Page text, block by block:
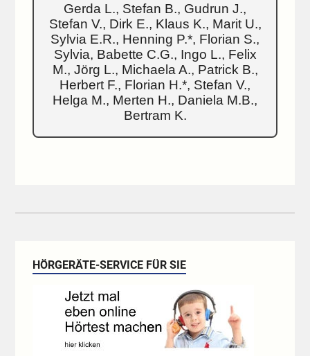
Gerda L., Stefan B., Gudrun J.,
Stefan V., Dirk E., Klaus K., Marit U.,
Sylvia E.R., Henning P.*, Florian S.,
Sylvia, Babette C.G., Ingo L., Felix
M., Jörg L., Michaela A., Patrick B.,
Herbert F., Florian H.*, Stefan V.,
Helga M., Merten H., Daniela M.B.,
Bertram K.
HÖRGERÄTE-SERVICE FÜR SIE